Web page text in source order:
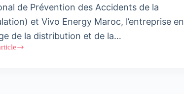
de Prévention des Accidents de la
et Vivo Energy Maroc, l’entreprise en
de la distribution et de la…